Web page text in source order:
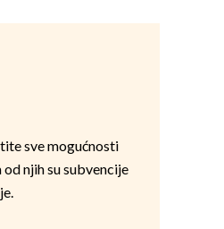
sve mogućnosti
njih su subvencije